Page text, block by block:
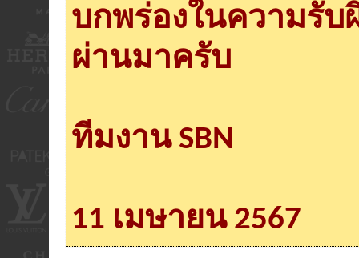
บกพร่องในความรั
ผ่านมาครับ
ทีมงาน SBN
11 เมษายน 2567